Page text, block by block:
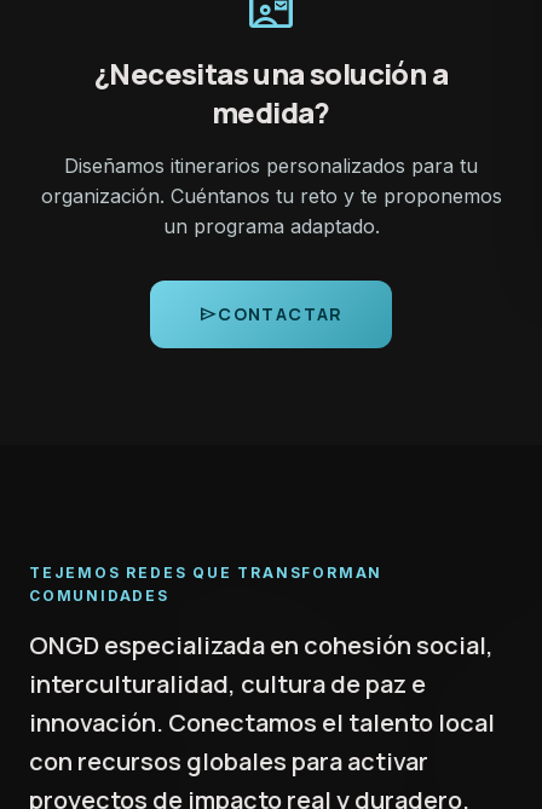
¿Necesitas una solución a
medida?
Diseñamos itinerarios personalizados para tu
organización. Cuéntanos tu reto y te proponemos
un programa adaptado.
sendCONTACTAR
TEJEMOS REDES QUE TRANSFORMAN
COMUNIDADES
ONGD especializada en cohesión social,
interculturalidad, cultura de paz e
innovación. Conectamos el talento local
con recursos globales para activar
proyectos de impacto real y duradero.